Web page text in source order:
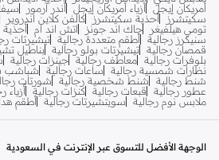
أمريكان إيجل أزياء أمريكان إيجل أندر آرمور
سكيتشرز
أحذية سكيتشرز كالفن كلاين اندروير
تومي هيلفيغر
جاك اند جونز اتش اند ام أحذية
سنيكرز رجالية أطقم متعددة رجالية تيشيرتات
قمصان رجالية تيشيرتات بولو رجالية بناطيل
بلوفرات رجالية معاطف رجالية جينزات رجالية
نظارات شمسية رجالية
ساعات رجالية
شباشب
شنط رجالية
شنط شخصية رجالية شورتات
عطور رجالية
قبعات رجالية كنزات رجالية أزياء
ملابس نوم رجالية
سويتشيرتات رجالية أطقم
الوجهة الأفضل للتسوق عبر الإنترنت في السعودية